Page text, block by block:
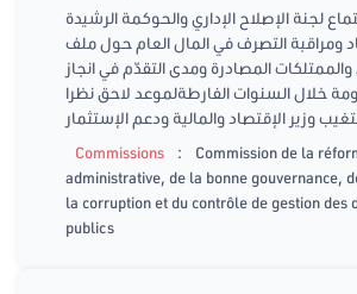
لجنة الإصلاح الإداري والحوكمة الرشيدة
ومراقبة التصرف في المال العام حول ملف
المصادرة ومدى التقدّم في انجاز
خلال السنوات الفارطةلموعد لاحق نظرا
وزير الإقتصاد والمالية ودعم الإستثمار
Commissions
:
Commission de la
administrative, de la bonne gouvernance,
la corruption et du contrôle de gestion des
publics